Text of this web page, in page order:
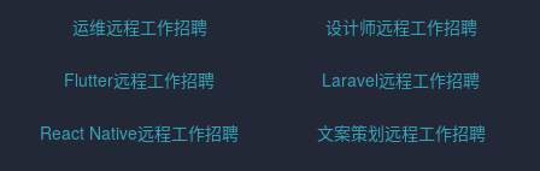
运维远程工作招聘 设计师远程工作招聘
Flutter远程工作招聘 Laravel远程工作招聘
React Native远程工作招聘 文案策划远程工作招聘